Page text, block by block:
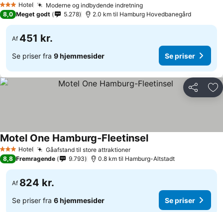
3 StjernerHotel Moderne og indbydende indretning
8,0 Meget godt 5.278 2.0 km til Hamburg Hovedbanegård
Af 451 kr.
Se priser fra 9 hjemmesider Se priser
Del
3 StjernerHotel Gåafstand til store attraktioner
Motel One Hamburg-Fleetinsel
8,8 Fremragende 9.793 0.8 km til Hamburg-Altstadt
Af 824 kr.
Se priser fra 6 hjemmesider Se priser